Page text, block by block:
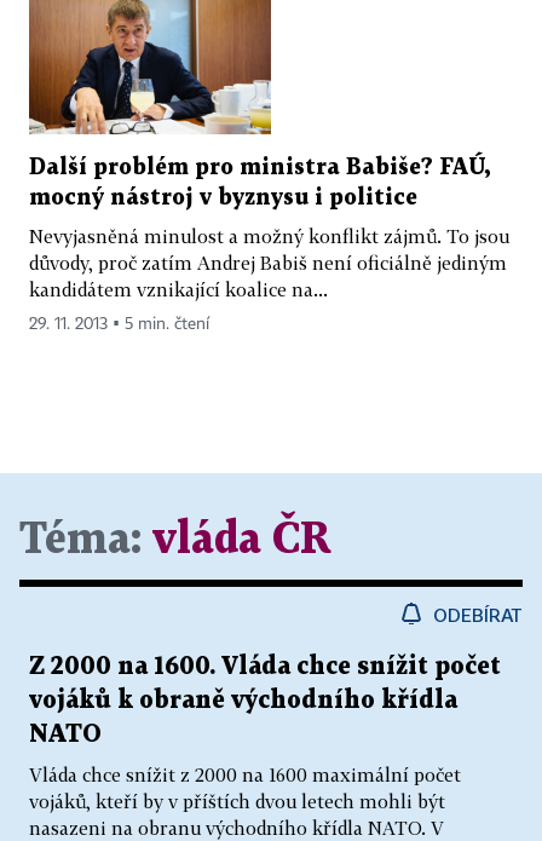
Další problém pro ministra Babiše? FAÚ,
mocný nástroj v byznysu i politice
Nevyjasněná minulost a možný konflikt zájmů. To jsou
důvody, proč zatím Andrej Babiš není oficiálně jediným
kandidátem vznikající koalice na...
29. 11. 2013 ▪ 5 min. čtení
Téma: vláda ČR
ODEBÍRAT
Z 2000 na 1600. Vláda chce snížit počet
vojáků k obraně východního křídla
NATO
Vláda chce snížit z 2000 na 1600 maximální počet
vojáků, kteří by v příštích dvou letech mohli být
nasazeni na obranu východního křídla NATO. V